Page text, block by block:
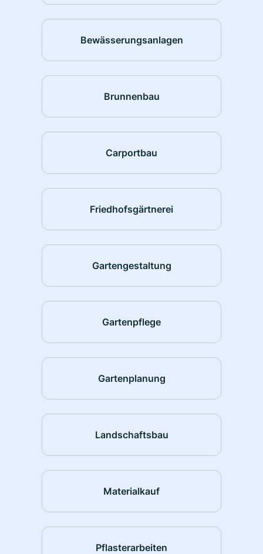
Bewässerungsanlagen
Brunnenbau
Carportbau
Friedhofsgärtnerei
Gartengestaltung
Gartenpflege
Gartenplanung
Landschaftsbau
Materialkauf
Pflasterarbeiten